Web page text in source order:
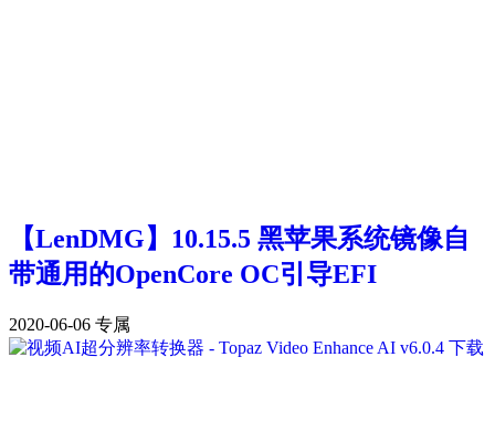
【LenDMG】10.15.5 黑苹果系统镜像自
带通用的OpenCore OC引导EFI
2020-06-06 专属